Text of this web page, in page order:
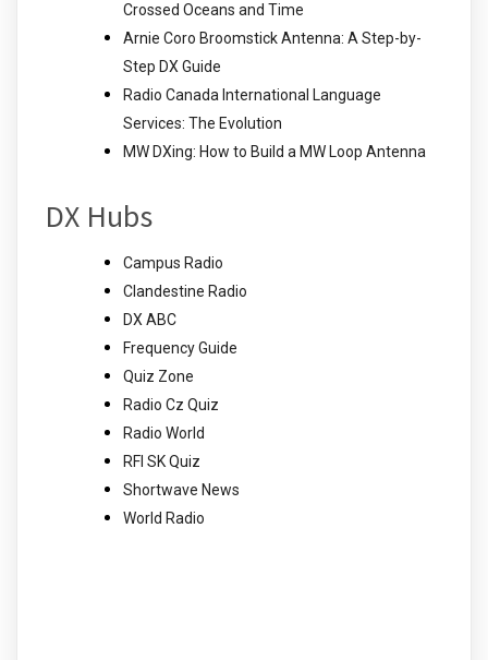
Crossed Oceans and Time
Arnie Coro Broomstick Antenna: A Step-by-
Step DX Guide
Radio Canada International Language
Services: The Evolution
MW DXing: How to Build a MW Loop Antenna
DX Hubs
Campus Radio
Clandestine Radio
DX ABC
Frequency Guide
Quiz Zone
Radio Cz Quiz
Radio World
RFI SK Quiz
Shortwave News
World Radio